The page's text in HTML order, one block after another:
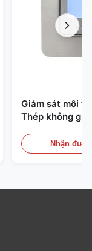
Giám sát môi
Thép không gỉ
Phát hiện Khói
Nhận